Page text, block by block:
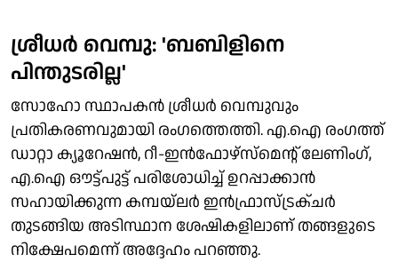
ശ്രീധര്‍ വെമ്പു: 'ബബിളിനെ
പിന്തുടരില്ല'
സോഹോ സ്ഥാപകന്‍ ശ്രീധര്‍ വെമ്പുവും
പ്രതികരണവുമായി രംഗത്തെത്തി. എ.ഐ രംഗത്ത്
ഡാറ്റാ ക്യൂറേഷന്‍, റീ-ഇന്‍ഫോഴ്സ്മെന്റ് ലേണിംഗ്,
എ.ഐ ഔട്ട്പുട്ട് പരിശോധിച്ച് ഉറപ്പാക്കാന്‍
സഹായിക്കുന്ന കമ്പയ്‌ലര്‍ ഇന്‍ഫ്രാസ്ട്രക്ചര്‍
തുടങ്ങിയ അടിസ്ഥാന ശേഷികളിലാണ് തങ്ങളുടെ
നിക്ഷേപമെന്ന് അദ്ദേഹം പറഞ്ഞു.